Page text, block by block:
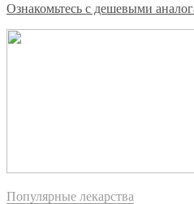
Ознакомьтесь с дешевыми
Популярные лекарства